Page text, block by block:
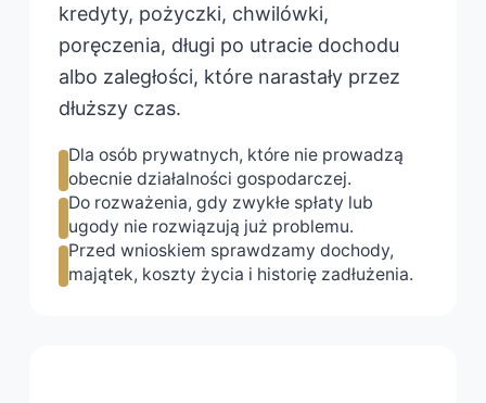
kredyty, pożyczki, chwilówki,
poręczenia, długi po utracie dochodu
albo zaległości, które narastały przez
dłuższy czas.
Dla osób prywatnych, które nie prowadzą
obecnie działalności gospodarczej.
Do rozważenia, gdy zwykłe spłaty lub
ugody nie rozwiązują już problemu.
Przed wnioskiem sprawdzamy dochody,
majątek, koszty życia i historię zadłużenia.